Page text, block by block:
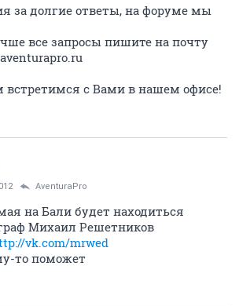
за долгие ответы, на форуме мы
все запросы пишите на почту
встретимся с Вами в нашем офисе!
AventuraPro
на Бали будет находиться
Михаил Решетников
vk.com/mrwed
то поможет